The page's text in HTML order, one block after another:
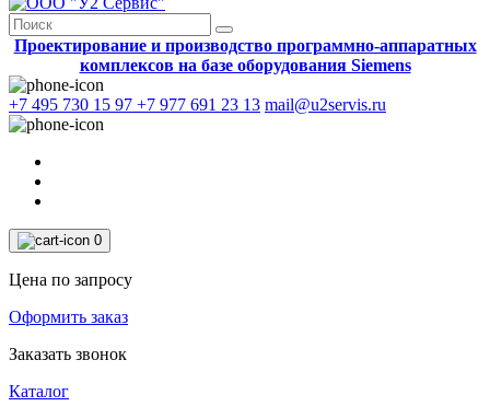
Проектирование и производство программно-аппаратных
комплексов на базе оборудования Siemens
+7 495 730 15 97 +7 977 691 23 13 mail@u2servis.ru
0
Цена по запросу
Оформить заказ
Заказать звонок
Каталог